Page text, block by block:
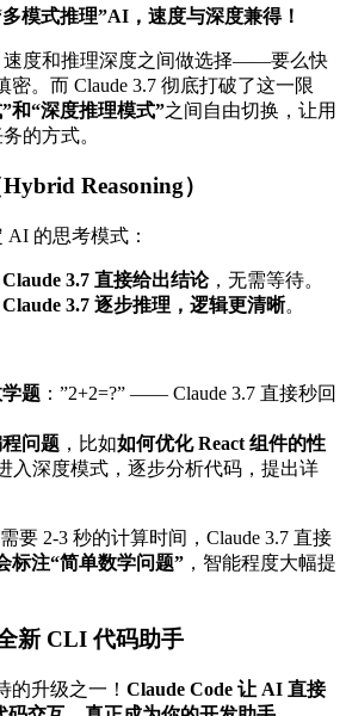
模式推理”AI，速度与深度兼得！
速度和推理深度之间做选择——要么快
。而 Claude 3.7 彻底打破了这一限
和“深度推理模式”之间自由切换，让用
的方式。
Reasoning）
AI 的思考模式：
Claude 3.7 直接给出结论，无需等待。
Claude 3.7 逐步推理，逻辑更清晰。
题 ：”2+2=?” —— Claude 3.7 直接秒回
问题 ，比如如何优化 React 组件的性
入深度模式，逐步分析代码，提出详
要 2-3 秒的计算时间，Claude 3.7 直接
标注“简单数学问题” ，智能程度大幅提
新 CLI 代码助手
的升级之一！ Claude Code 让 AI 直接